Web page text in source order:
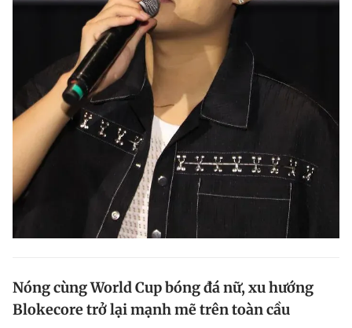
Nóng cùng World Cup bóng đá nữ, xu hướng
Blokecore trở lại mạnh mẽ trên toàn cầu